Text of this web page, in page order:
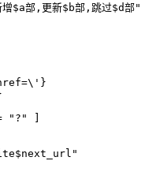
部,更新$b部,跳过$d部"
]